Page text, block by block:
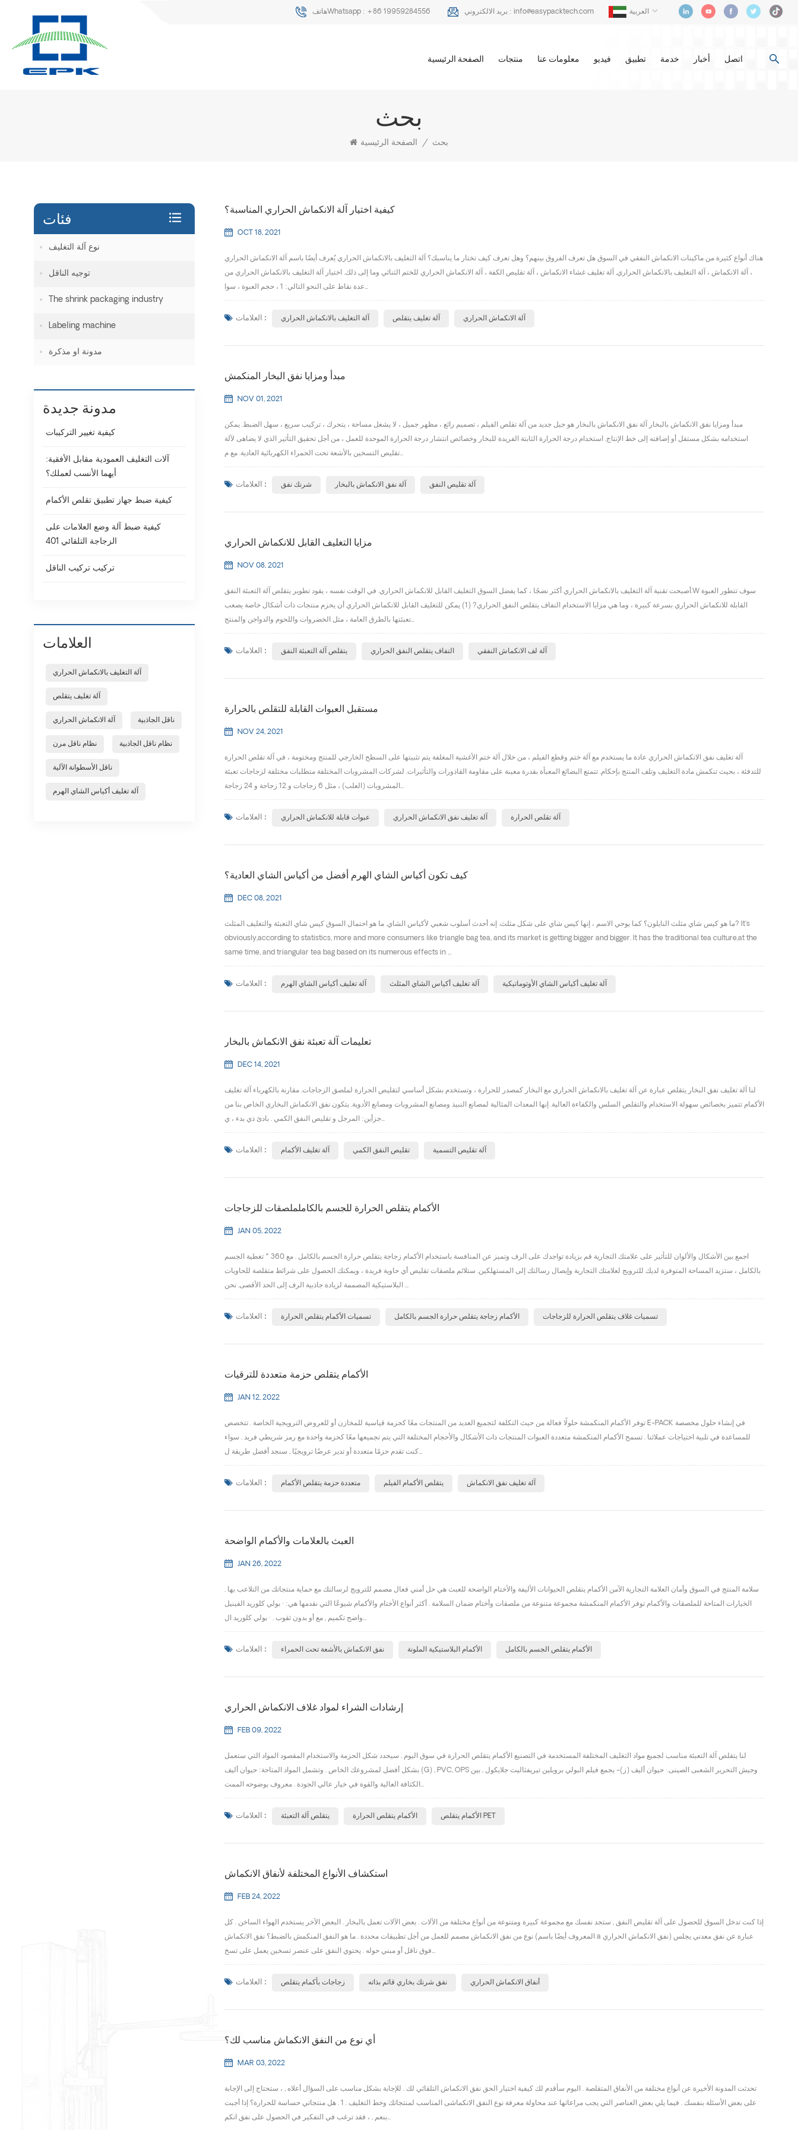
العربية هاتفWhatsapp : +86 19959284556 بريد الالكتروني : info@easypacktech.com
الصفحة الرئيسية منتجات معلومات عنا فيديو تطبيق خدمة أخبار اتصل
بحث
الصفحة الرئيسية / بحث
كيفية اختيار آلة الانكماش الحراري المناسبة؟
OCT 18, 2021
هناك أنواع كثيرة من ماكينات الانكماش النفقي في السوق هل تعرف الفروق بينهم؟ وهل تعرف كيف تختار ما يناسبك؟ آلة التغليف بالانكماش الحراري يُعرف أيضًا باسم آلة الانكماش الحراري
، آلة الانكماش ، آلة التغليف بالانكماش الحراري, آلة تغليف غشاء الانكماش ، آلة تقليص الكفة ، آلة الانكماش الحراري للختم الثنائي وما إلى ذلك. اختيار آلة التغليف بالانكماش الحراري من
عدة نقاط على النحو التالي: 1 ، حجم العبوة ، سوا...
العلامات : آلة التغليف بالانكماش الحراري آلة تغليف يتقلص آلة الانكماش الحراري
مبدأ ومزايا نفق البخار المنكمش
NOV 01, 2021
مبدأ ومزايا نفق الانكماش بالبخار آلة نفق الانكماش بالبخار هو جيل جديد من آلة تقلص الفيلم ، تصميم رائع ، مظهر جميل ، لا يشغل مساحة ، يتحرك ، تركيب سريع ، سهل الضبط. يمكن
استخدامه بشكل مستقل أو إضافته إلى خط الإنتاج. استخدام درجة الحرارة الثابتة الفريدة للبخار وخصائص انتشار درجة الحرارة الموحدة للعمل ، من أجل تحقيق التأثير الذي لا يضاهى لآلة
تقليص التسخين بالأشعة تحت الحمراء الكهربائية العادية. مع م...
العلامات : شرنك نفق آلة نفق الانكماش بالبخار آلة تقليص النفق
مزايا التغليف القابل للانكماش الحراري
NOV 08, 2021
أصبحت تقنية آلة التغليف بالانكماش الحراري أكثر نضجًا ، كما يفضل السوق التغليف القابل للانكماش الحراري. في الوقت نفسه ، يقود تطوير يتقلص آلة التعبئة النفق.W سوف تتطور العبوة
القابلة للانكماش الحراري بسرعة كبيرة ، وما هي مزايا الاستخدام التفاف يتقلص النفق الحراري? (1) يمكن للتغليف القابل للانكماش الحراري أن يحزم منتجات ذات أشكال خاصة يصعب
تعبئتها بالطرق العامة ، مثل الخضروات واللحوم والدواجن والمنتج...
العلامات : يتقلص آلة التعبئة النفق التفاف يتقلص النفق الحراري آلة لف الانكماش النفقي
مستقبل العبوات القابلة للتقلص بالحرارة
NOV 24, 2021
آلة تغليف نفق الانكماش الحراري عادة ما يستخدم مع آلة ختم وقطع الفيلم ، من خلال آلة ختم الأغشية المغلفة يتم تثبيتها على السطح الخارجي للمنتج ومختومة ، في آلة تقلص الحرارة
للتدفئة ، بحيث تنكمش مادة التغليف وتلف المنتج بإحكام. تتمتع البضائع المعبأة بقدرة معينة على مقاومة القاذورات والتأثيرات. لشركات المشروبات المختلفة متطلبات مختلفة لزجاجات تعبئة
المشروبات (العلب) ، مثل 6 زجاجات و 12 زجاجة و 24 زجاجة...
العلامات : عبوات قابلة للانكماش الحراري آلة تغليف نفق الانكماش الحراري آلة تقلص الحرارة
كيف تكون أكياس الشاي الهرم أفضل من أكياس الشاي العادية؟
DEC 08, 2021
ما هو كيس شاي مثلث النايلون؟ كما يوحي الاسم ، إنها كيس شاي على شكل مثلث. إنه أحدث أسلوب شعبي لأكياس الشاي. ما هو احتمال السوق كيس شاي التعبئة والتغليف المثلث? It's
obviously,according to statistics, more and more consumers like triangle bag tea, and its market is getting bigger and bigger. It has the traditional tea culture,at the
same time, and triangular tea bag based on its numerous effects in ...
العلامات : آلة تغليف أكياس الشاي الهرم آلة تغليف أكياس الشاي المثلث آلة تغليف أكياس الشاي الأوتوماتيكية
تعليمات آلة تعبئة نفق الانكماش بالبخار
DEC 14, 2021
لنا آلة تغليف نفق البخار يتقلص عبارة عن آلة تغليف بالانكماش الحراري مع البخار كمصدر للحرارة ، وتستخدم بشكل أساسي لتقليص الحرارة لملصق الزجاجات. مقارنة بالكهرباء آلة تغليف
الأكمام تتميز بخصائص سهولة الاستخدام والتقلص السلس والكفاءة العالية. إنها المعدات المثالية لمصانع النبيذ ومصانع المشروبات ومصانع الأدوية. يتكون نفق الانكماش البخاري الخاص بنا من
جزأين: المرجل و تقليص النفق الكمي . بادئ ذي بدء ، ي...
العلامات : آلة تغليف الأكمام تقليص النفق الكمي آلة تقليص التسمية
الأكمام يتقلص الحرارة للجسم بالكاململصقات للزجاجات
JAN 05, 2022
اجمع بين الأشكال والألوان للتأثير على علامتك التجارية قم بزيادة تواجدك على الرف وتميز عن المنافسة باستخدام الأكمام زجاجة يتقلص حرارة الجسم بالكامل . مع 360 ° تغطية الجسم
بالكامل ، ستزيد المساحة المتوفرة لديك للترويج لعلامتك التجارية وإيصال رسالتك إلى المستهلكين. ستلائم ملصقات تقليص أي حاوية فريدة ، ويمكنك الحصول على شرائط متقلصة للحاويات
البلاستيكية المصممة لزيادة جاذبية الرف إلى الحد الأقصى. نحن ...
العلامات : تسميات الأكمام يتقلص الحرارة الأكمام زجاجة يتقلص حرارة الجسم بالكامل تسميات غلاف يتقلص الحرارة للزجاجات
الأكمام يتقلص حزمة متعددة للترقيات
JAN 12, 2022
توفر الأكمام المنكمشة حلولًا فعالة من حيث التكلفة لتجميع العديد من المنتجات معًا كحزمة قياسية للمخازن أو للعروض الترويجية الخاصة . تتخصص E-PACK في إنشاء حلول مخصصة
للمساعدة في تلبية احتياجات عملائنا . تسمح الأكمام المنكمشة متعددة العبوات المنتجات ذات الأشكال والأحجام المختلفة التي يتم تجميعها معًا كحزمة واحدة مع رمز شريطي فريد . سواء
كنت تقدم حزمًا متعددة أو تدير عرضًا ترويجيًا , سنجد أفضل طريقة ل...
العلامات : متعددة حزمة يتقلص الأكمام يتقلص الأكمام الفيلم آلة تغليف نفق الانكماش
العبث بالعلامات والأكمام الواضحة
JAN 26, 2022
سلامة المنتج في السوق وأمان العلامة التجارية الآمن الأكمام يتقلص الحيوانات الأليفة والأختام الواضحة للعبث هي حل أمني فعال مصمم للترويج لرسالتك مع حماية منتجاتك من التلاعب بها .
الخيارات المتاحة للملصقات والأكمام توفر الأكمام المنكمشة مجموعة متنوعة من ملصقات وأختام ضمان السلامة . أكثر أنواع الأختام والأكمام شيوعًا التي نقدمها هي: · بولي كلوريد الفينيل
واضح تكميم , مع أو بدون ثقوب . · بولي كلوريد ال...
العلامات : نفق الانكماش بالأشعة تحت الحمراء الأكمام البلاستيكية الملونة الأكمام يتقلص الجسم بالكامل
إرشادات الشراء لمواد غلاف الانكماش الحراري
FEB 09, 2022
لنا يتقلص آلة التعبئة مناسب لجميع مواد التغليف المختلفة المستخدمة في التصنيع الأكمام يتقلص الحرارة في سوق اليوم . سيحدد شكل الحزمة والاستخدام المقصود المواد التي ستعمل
بشكل أفضل لمشروعك الخاص . وتشمل المواد المتاحة: حيوان أليف (G) , PVC, OPS وجيش التحرير الشعبى الصينى.· حيوان أليف (ز)- يجمع فيلم البولي بروبلين تيريفثاليت جلايكول , بين
الكثافة العالية والقوة في خيار عالي الجودة . معروف بوضوحه الممت...
العلامات : يتقلص آلة التعبئة الأكمام يتقلص الحرارة الأكمام يتقلص PET
استكشاف الأنواع المختلفة لأنفاق الانكماش
FEB 24, 2022
إذا كنت تدخل السوق للحصول على آلة تقليص النفق , ستجد نفسك مع مجموعة كبيرة ومتنوعة من أنواع مختلفة من الآلات . بعض الآلات تعمل بالبخار . البعض الآخر يستخدم الهواء الساخن . كل
نوع من نفق الانكماش مصمم للعمل من أجل تطبيقات محددة . ما هو النفق المنكمش بالضبط؟ نفق الانكماش (المعروف أيضًا باسم a نفق الانكماش الحراري) عبارة عن نفق معدني يجلس
فوق ناقل أو مبني حوله . يحتوي النفق على عنصر تسخين يعمل على تسخ...
العلامات : زجاجات بأكمام يتقلص نفق شرنك بخاري قائم بذاته أنفاق الانكماش الحراري
أي نوع من النفق الانكماش مناسب لك؟
MAR 03, 2022
تحدثت المدونة الأخيرة عن أنواع مختلفة من الأنفاق المتقلصة . اليوم سأقدم لك كيفية اختيار الحق نفق الانكماش التلقائي لك . للإجابة بشكل مناسب على السؤال أعلاه , ، ستحتاج إلى الإجابة
على بعض الأسئلة بنفسك . فيما يلي بعض العناصر التي يجب مراعاتها عند محاولة معرفة نوع النفق الانكماشى المناسب لمنتجاتك وخط التغليف . 1 . هل منتجاتي حساسة للحرارة؟ إذا أجبت
بنعم , ، فقد ترغب في التفكير في الحصول على نفق انكم...
فئات
نوع آلة التغليف
توجيه الناقل
The shrink packaging industry
Labeling machine
مدونة او مذكرة
مدونة جديدة
كيفية تغيير التركيبات
آلات التغليف العمودية مقابل الأفقية:
أيهما الأنسب لعملك؟
كيفية ضبط جهاز تطبيق تقلص الأكمام
كيفية ضبط آلة وضع العلامات على
الزجاجة التلقائي 401
تركيب تركيب الناقل
العلامات
آلة التغليف بالانكماش الحراري
آلة تغليف يتقلص
آلة الانكماش الحراري ناقل الجاذبية
نظام ناقل مرن نظام ناقل الجاذبية
ناقل الأسطوانة الآلية
آلة تغليف أكياس الشاي الهرم